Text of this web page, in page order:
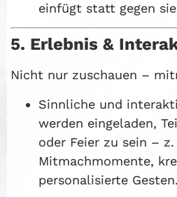
einfügt statt gegen
5. Erlebnis &
Nicht nur zuschauen –
Sinnliche und
werden eingeladen,
oder Feier zu sein –
Mitmachmomente,
personalisierte Gesten.